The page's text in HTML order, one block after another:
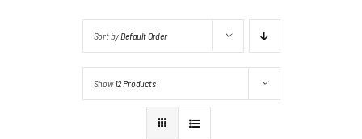
Sort by Default Order
Show12 Products